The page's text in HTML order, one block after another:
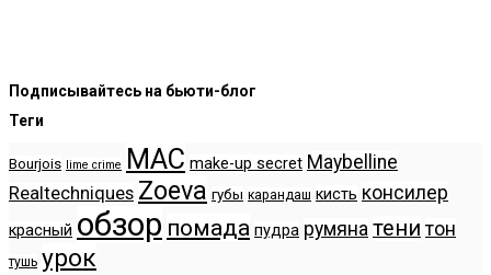
Подписывайтесь на бьюти-блог
Теги
Bourjois lime crime MAC make-up secret Maybelline
Realtechniques Zoeva губы карандаш кисть консилер
красный обзор помада пудра румяна тени тон
тушь урок